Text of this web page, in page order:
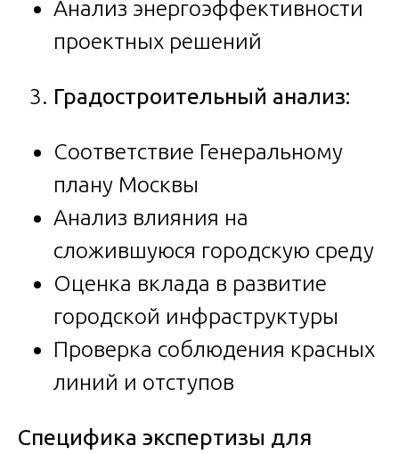
Анализ энергоэффективности
проектных решений
Градостроительный анализ:
Соответствие Генеральному
плану Москвы
Анализ влияния на
сложившуюся городскую среду
Оценка вклада в развитие
городской инфраструктуры
Проверка соблюдения красных
линий и отступов
Специфика экспертизы для